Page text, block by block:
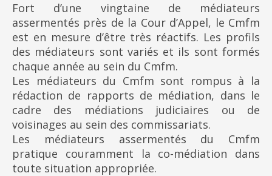
Fort d’une vingtaine de médiateurs
assermentés près de la Cour d’Appel, le Cmfm
est en mesure d’être très réactifs. Les profils
des médiateurs sont variés et ils sont formés
chaque année au sein du Cmfm.
Les médiateurs du Cmfm sont rompus à la
rédaction de rapports de médiation, dans le
cadre des médiations judiciaires ou de
voisinages au sein des commissariats.
Les médiateurs assermentés du Cmfm
pratique couramment la co-médiation dans
toute situation appropriée.